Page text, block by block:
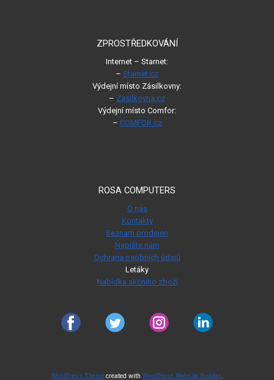
ZPROSTŘEDKOVÁNÍ
Internet – Starnet:
– Starnet.cz
Výdejní místo Zásilkovny:
– Zasilkovna.cz
Výdejní místo Comfor:
– COMFOR.cz
ROSA COMPUTERS
O nás
Kontakty
Seznam prodejen
Napište nám
Ochrana osobních údajů
Letáky
Nabídka akčního zboží
WordPress Theme created with WordPress Website Builder.